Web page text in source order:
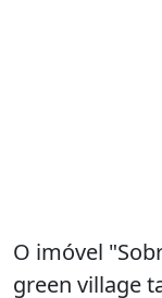
O imóvel
green village